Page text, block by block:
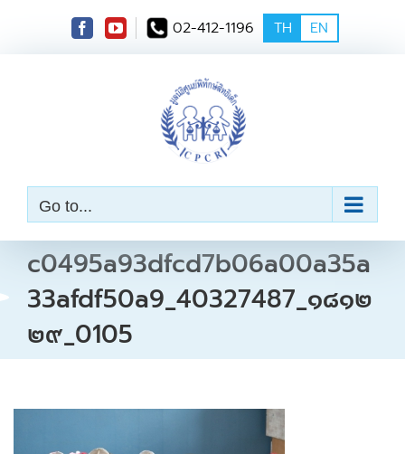
t
02-412-1196 TH EN
Go to...
c0495a93dfcd7b06a00a35a
33afdf50a9_40327487_๑๘๑๒
๒๙_0105